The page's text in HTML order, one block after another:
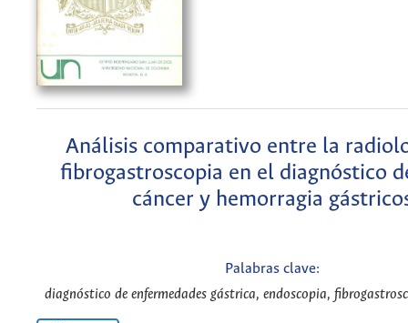
Análisis comparativo entre la
fibrogastroscopia en el diagnóstico
cáncer y hemorragia
Palabras clave:
diagnóstico de enfermedades gástrica, endoscopia,